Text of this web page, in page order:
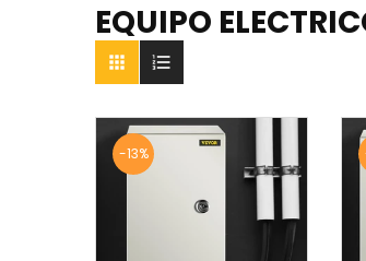
EQUIPO
 
-13%